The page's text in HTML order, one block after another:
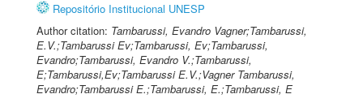
Repositório Institucional UNESP
Author citation: Tambarussi, Evandro Vagner;Tambarussi,
E.V.;Tambarussi Ev;Tambarussi, Ev;Tambarussi,
Evandro;Tambarussi, Evandro V.;Tambarussi,
E;Tambarussi,Ev;Tambarussi E.V.;Vagner Tambarussi,
Evandro;Tambarussi E.;Tambarussi, E.;Tambarussi, E